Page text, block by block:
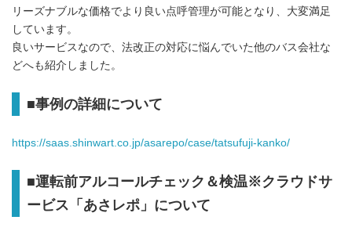
リーズナブルな価格でより良い点呼管理が可能となり、大変満足
しています。
良いサービスなので、法改正の対応に悩んでいた他のバス会社な
どへも紹介しました。
■事例の詳細について
https://saas.shinwart.co.jp/asarepo/case/tatsufuji-kanko/
■運転前アルコールチェック＆検温※クラウドサ
ービス「あさレポ」について